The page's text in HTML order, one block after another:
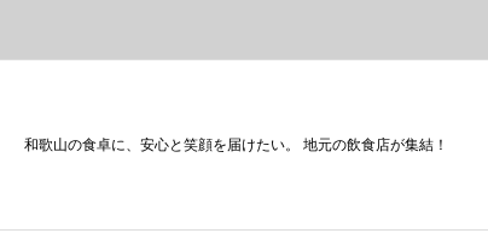
和歌山の食卓に、安心と笑顔を届けたい。 地元の飲食店が集結！